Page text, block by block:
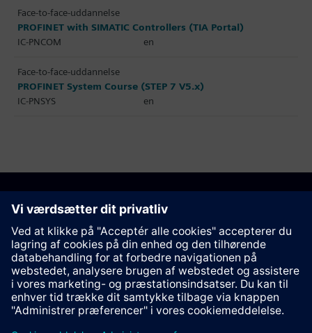
Face-to-face-uddannelse
PROFINET with SIMATIC Controllers (TIA Portal)
IC-PNCOM
en
Face-to-face-uddannelse
PROFINET System Course (STEP 7 V5.x)
IC-PNSYS
en
Anbefal denne side
Kontakt